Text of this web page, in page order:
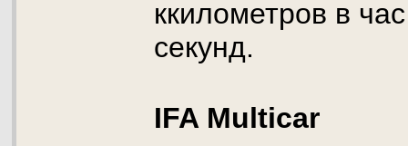
ккилометров в
секунд.
IFA Multicar